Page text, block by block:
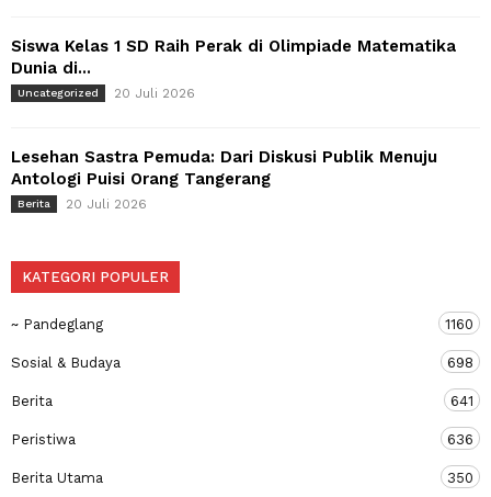
Siswa Kelas 1 SD Raih Perak di Olimpiade Matematika
Dunia di...
Uncategorized 20 Juli 2026
Lesehan Sastra Pemuda: Dari Diskusi Publik Menuju
Antologi Puisi Orang Tangerang
Berita 20 Juli 2026
KATEGORI POPULER
~ Pandeglang 1160
Sosial & Budaya 698
Berita 641
Peristiwa 636
Berita Utama 350